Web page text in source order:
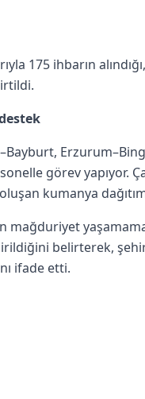
175 ihbarın
görev yapıyor.
kumanya
mağduriyet
belirterek,
ifade etti.